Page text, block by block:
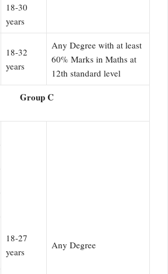
18-30
years
18-32
years
Any Degree with at least
60% Marks in Maths at
12th standard level
Group C
18-27
years
Any Degree